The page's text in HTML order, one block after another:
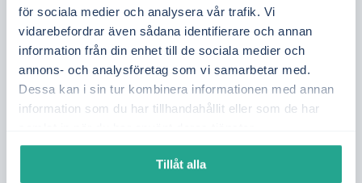
för sociala medier och analysera vår trafik. Vi
vidarebefordrar även sådana identifierare och annan
information från din enhet till de sociala medier och
annons- och analysföretag som vi samarbetar med.
Dessa kan i sin tur kombinera informationen med annan
information som du har tillhandahållit eller som de har
Tillåt alla
Spotpriset i elområde SE3 sätts baserat på
utbud och efterfrågan i hela regionen. Det
påverkas bland annat av elproduktion från
kärnkraft, vattenkraft och vind i Mellansverige,
samt tillgången på överföringskapacitet från
elkostnad och lättare välja mellan rörligt,